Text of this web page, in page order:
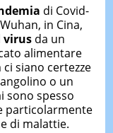
di Covid-
in Cina,
virusda un
alimentare
siano certezze
o un
sono spesso
particolarmente
di malattie.